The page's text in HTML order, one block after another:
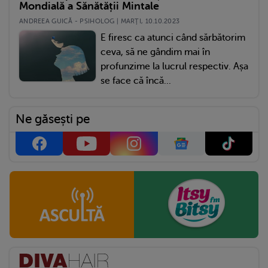
Mondială a Sănătății Mintale
ANDREEA GUICĂ - PSIHOLOG | MARŢI, 10.10.2023
E firesc ca atunci când sărbătorim
ceva, să ne gândim mai în
profunzime la lucrul respectiv. Așa
se face că încă...
Ne găsești pe